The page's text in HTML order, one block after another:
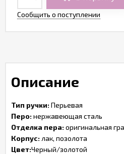
Сообщить о поступлении
Описание
Тип ручки:Перьевая
Перо:нержавеющая сталь
Отделка пера:оригинальная
Корпус: лак, позолота
Цвет:Черный/золотой